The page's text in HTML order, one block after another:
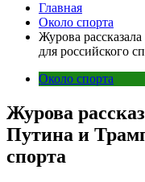
Главная
Около спорта
Журова
для российского
Около спорта
Журова
Путина и
спорта